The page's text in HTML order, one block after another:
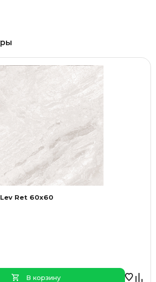
Ret 60x60
В корзину